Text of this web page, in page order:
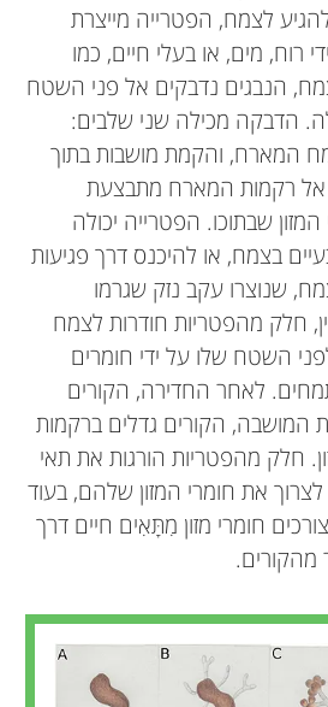
לצמח, הפטרייה מייצרת
רוח, מים, או בעלי חיים, כמו
הנבגים נדבקים אל פני השטח
הדבקה מכילה שני שלבים:
המארח, והקמת מושבות בתוך
רקמות המארח מתבצעת
שבתוכו. הפטרייה יכולה
בצמח, או להיכנס דרך פגיעות
שנוצרו עקב נזק שגרמו
חלק מהפטריות חודרות לצמח
השטח שלו על ידי חומרים
לאחר החדירה, הקורים
המושבה, הקורים גדלים ברקמות
חלק מהפטריות הורגות את תאי
לצרוך את חומרי המזון שלהם, בעוד
חומרי מזון מִתָּאִים חיים דרך